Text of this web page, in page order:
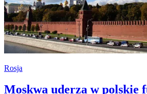
Rosja
Moskwa uderza w polskie